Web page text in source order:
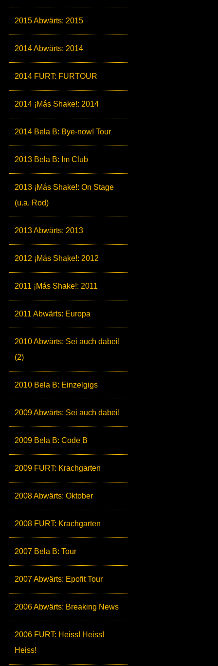
2015 Abwärts: 2015
2014 Abwärts: 2014
2014 FURT: FURTOUR
2014 ¡Más Shake!: 2014
2014 Bela B: Bye-now! Tour
2013 Bela B: Im Club
2013 ¡Más Shake!: On Stage
(u.a. Rod)
2013 Abwärts: 2013
2012 ¡Más Shake!: 2012
2011 ¡Más Shake!: 2011
2011 Abwärts: Europa
2010 Abwärts: Sei auch dabei!
(2)
2010 Bela B: Einzelgigs
2009 Abwärts: Sei auch dabei!
2009 Bela B: Code B
2009 FURT: Krachgarten
2008 Abwärts: Oktober
2008 FURT: Krachgarten
2007 Bela B: Tour
2007 Abwärts: Epofit Tour
2006 Abwärts: Breaking News
2006 FURT: Heiss! Heiss!
Heiss!